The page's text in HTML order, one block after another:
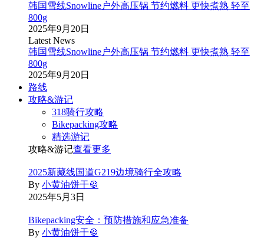
韩国雪线Snowline户外高压锅 节约燃料 更快煮熟 轻至
800g
2025年9月20日
Latest News
韩国雪线Snowline户外高压锅 节约燃料 更快煮熟 轻至
800g
2025年9月20日
路线
攻略&游记
318骑行攻略
Bikepacking攻略
精选游记
攻略&游记查看更多
2025新藏线国道G219边境骑行全攻略
By 小黄油饼干🍪
2025年5月3日
Bikepacking安全：预防措施和应急准备
By 小黄油饼干🍪